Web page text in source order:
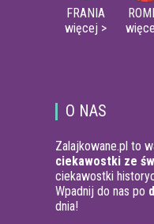
FRANIA
więcej >
O NAS
Zalajkowane.pl to
ciekawostki ze
ciekawostki
Wpadnij do nas po
dnia!